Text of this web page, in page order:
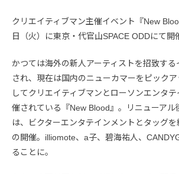
クリエイティブマン主催イベント『New
日（火）に東京・代官山SPACE ODDにて開
かつては海外の新人アーティストを招致す
され、現在は国内のニューカマーをピック
してクリエイティブマンとローソンエンタ
催されている『New Blood』。リニューアル
は、ビクターエンタテインメントとタッグ
の開催。illiomote、a子、碧海祐人、
ることに。